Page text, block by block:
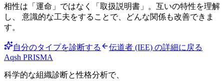
相性は「運命」ではなく「取扱説明書」。互いの特性を理解
し、 意識的な工夫をすることで、どんな関係も改善できま
す。
自分のタイプを診断する 伝道者 (IEE) の詳細に戻る
Aqsh PRISMA
科学的な組織診断と性格分析で、